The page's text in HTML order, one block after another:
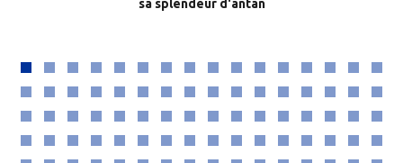
sa splendeur d'antan